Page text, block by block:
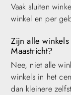
Vaak sluiten
winkel en per
Zijn alle
Maastricht?
Nee, niet alle
winkels in het
dan kleinere